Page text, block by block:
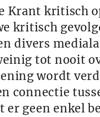
Krant kritisch
kritisch
divers
tot nooit
wordt
connectie
er geen enkel